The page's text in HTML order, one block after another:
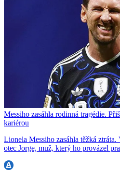
Messiho zasáhla rodinná tragédie.
kariérou
Lionela Messiho zasáhla těžká
otec Jorge, muž, který ho provázel